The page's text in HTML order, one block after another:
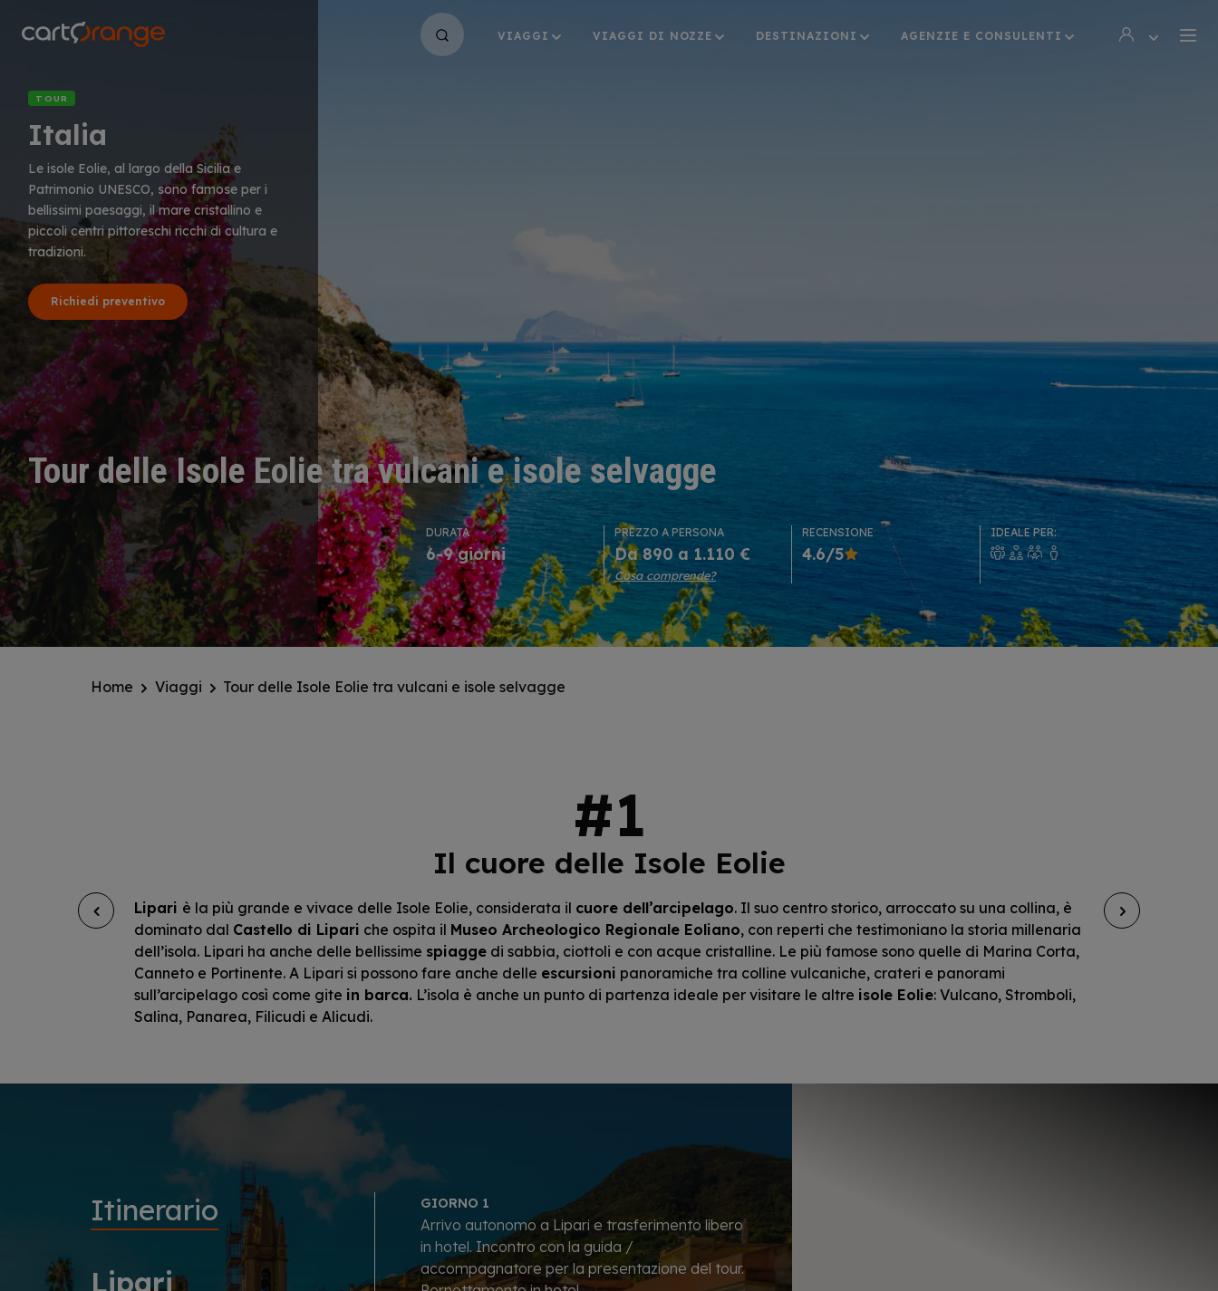
contenuto
VIAGGI VIAGGI DI NOZZE DESTINAZIONI AGENZIE E CONSULENTI
Tour delle Isole Eolie tra vulcani e isole selvagge
TOUR
Italia
Le isole Eolie, al largo della Sicilia e
Patrimonio UNESCO, sono famose per i
bellissimi paesaggi, il mare cristallino e
piccoli centri pittoreschi ricchi di cultura e
tradizioni.
Richiedi preventivo
DURATA
6-9 giorni
PREZZO A PERSONA
Da 890 a 1.110 €
Cosa comprende?
RECENSIONE
4.6/5
IDEALE PER:
Home Viaggi Tour delle Isole Eolie tra vulcani e isole selvagge
Il cuore delle Isole Eolie
Lipari è la più grande e vivace delle Isole Eolie, considerata il cuore dell’arcipelago. Il suo centro storico, arroccato su una collina, è
dominato dal Castello di Lipari che ospita il Museo Archeologico Regionale Eoliano, con reperti che testimoniano la storia millenaria
dell’isola. Lipari ha anche delle bellissime spiagge di sabbia, ciottoli e con acque cristalline. Le più famose sono quelle di Marina Corta,
Canneto e Portinente. A Lipari si possono fare anche delle escursioni panoramiche tra colline vulcaniche, crateri e panorami
sull’arcipelago così come gite in barca. L’isola è anche un punto di partenza ideale per visitare le altre isole Eolie: Vulcano, Stromboli,
Salina, Panarea, Filicudi e Alicudi.
Itinerario
Lipari
GIORNO 1
Arrivo autonomo a Lipari e trasferimento libero
in hotel. Incontro con la guida /
accompagnatore per la presentazione del tour.